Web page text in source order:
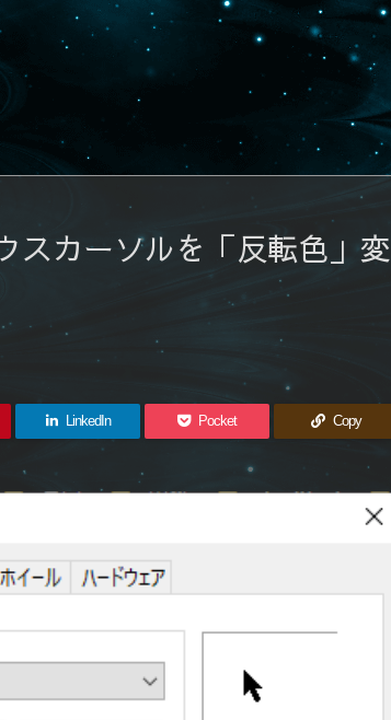
スカーソルを「反転色」変
LinkedIn Pocket Copy